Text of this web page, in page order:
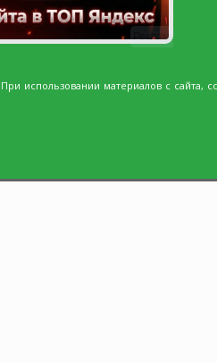
Реклама
использовании материалов с сайта,